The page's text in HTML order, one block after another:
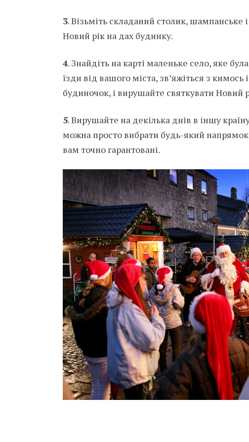
3. Візьміть складаний столик, шампанське
Новий рік на дах будинку.
4. Знайдіть на карті маленьке село, яке
їзди від вашого міста, зв’яжіться з
будиночок, і вирушайте святкувати Новий
5. Вирушайте на декілька днів в іншу
можна просто вибрати будь-який
вам точно гарантовані.